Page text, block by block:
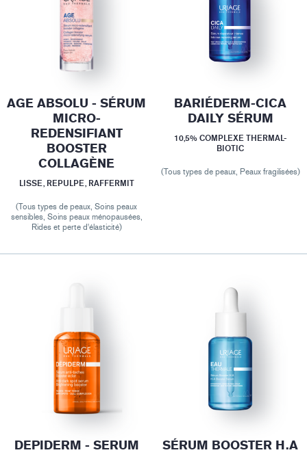
AGE ABSOLU - SÉRUM
MICRO-
REDENSIFIANT
BOOSTER
COLLAGÈNE
LISSE, REPULPE, RAFFERMIT
(Tous types de peaux, Soins peaux
sensibles, Soins peaux ménopausées,
Rides et perte d'élasticité)
BARIÉDERM-CICA
DAILY SÉRUM
10,5% COMPLEXE THERMAL-
BIOTIC
(Tous types de peaux, Peaux fragilisées)
DEPIDERM - SERUM SÉRUM BOOSTER H.A